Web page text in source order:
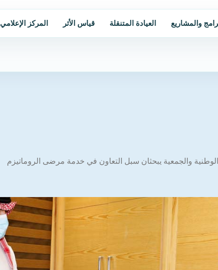
والمشاريع العيادة المتنقلة قياس الأثر المركز الإعلامي
والجمعية يبحثان سبل التعاون في خدمة مرضى الروماتيزم